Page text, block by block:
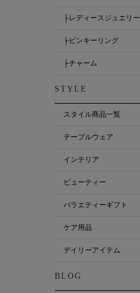
├レディースジュエリー
├ピンキーリング
├チャーム
STYLE
スタイル商品一覧
テーブルウェア
インテリア
ビューティー
バラエティーギフト
ケア用品
デイリーアイテム
BLOG